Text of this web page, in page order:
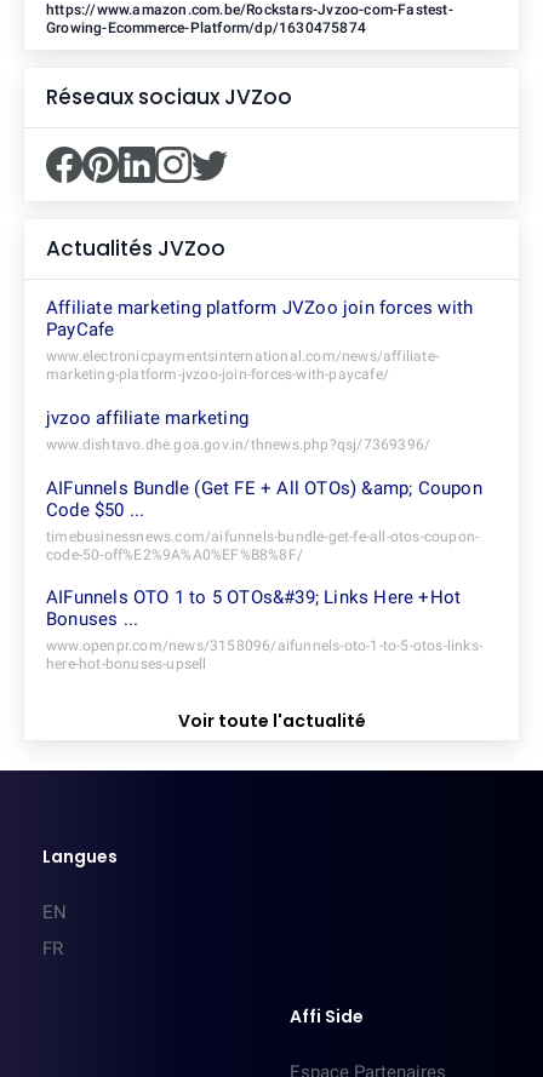
https://www.amazon.com.be/Rockstars-Jvzoo-com-Fastest-
Growing-Ecommerce-Platform/dp/1630475874
Réseaux sociaux JVZoo
Actualités JVZoo
Affiliate marketing platform JVZoo join forces with
PayCafe
www.electronicpaymentsinternational.com/news/affiliate-
marketing-platform-jvzoo-join-forces-with-paycafe/
jvzoo affiliate marketing
www.dishtavo.dhe.goa.gov.in/thnews.php?qsj/7369396/
AIFunnels Bundle (Get FE + All OTOs) &amp; Coupon
Code $50 ...
timebusinessnews.com/aifunnels-bundle-get-fe-all-otos-coupon-
code-50-off%E2%9A%A0%EF%B8%8F/
AIFunnels OTO 1 to 5 OTOs&#39; Links Here +Hot
Bonuses ...
www.openpr.com/news/3158096/aifunnels-oto-1-to-5-otos-links-
here-hot-bonuses-upsell
Voir toute l'actualité
Langues
EN
FR
Affi Side
Espace Partenaires